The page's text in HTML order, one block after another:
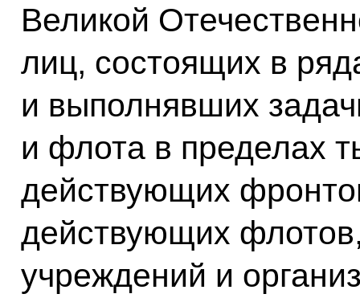
Великой
лиц, состоящих в
и выполнявших
и флота в пределах
действующих
действующих
учреждений и